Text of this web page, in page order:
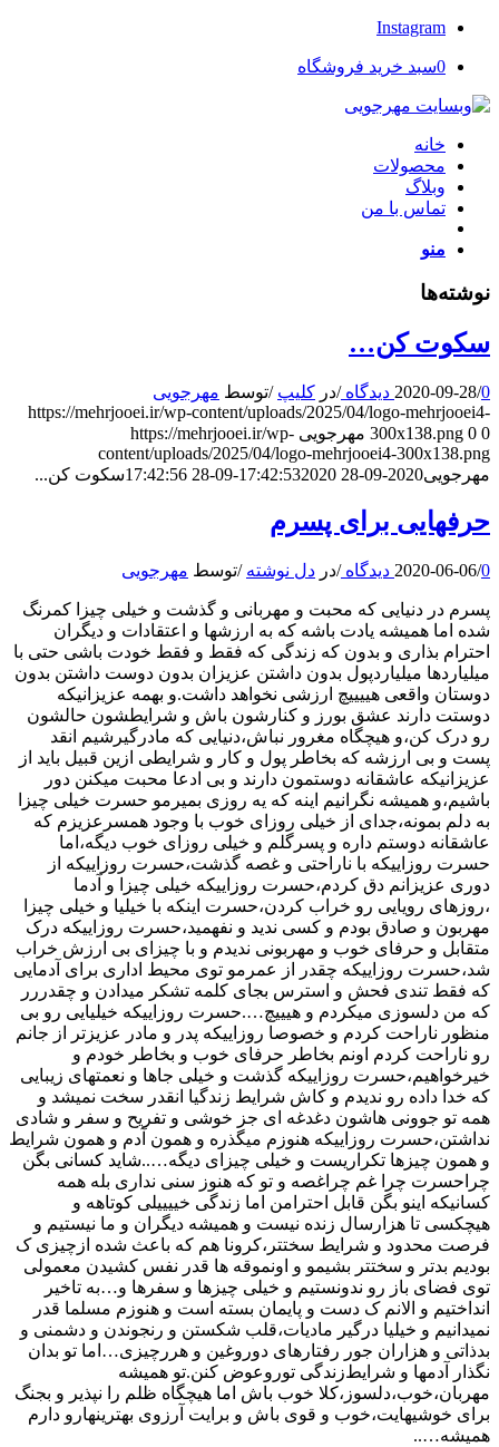
Instagram
0سبد خرید فروشگاه
خانه
محصولات
وبلاگ
تماس با من
منو
نوشته‌ها
سکوت کن…
2020-09-28/0 دیدگاه /در کلیپ /توسط مهرجویی
https://mehrjooei.ir/wp-content/uploads/2025/04/logo-mehrjooei4-
300x138.png 0 0 مهرجویی https://mehrjooei.ir/wp-
content/uploads/2025/04/logo-mehrjooei4-300x138.png
مهرجویی2020-09-28 17:42:53
2020-09-28 17:42:56 سکوت کن...
حرفهایی برای پسرم
2020-06-06/0 دیدگاه /در دل نوشته /توسط مهرجویی
پسرم در دنیایی که محبت و مهربانی و گذشت و خیلی چیزا کمرنگ
شده اما همیشه یادت باشه که به ارزشها و اعتقادات و دیگران
احترام بذاری و بدون که زندگی که فقط و فقط خودت باشی حتی با
میلیاردها میلیاردپول بدون داشتن عزیزان بدون دوست داشتن بدون
دوستان واقعی هییییچ ارزشی نخواهد داشت.و بهمه عزیزانیکه
دوستت دارند عشق بورز و کنارشون باش و شرایطشون حالشون
رو درک کن،و هیچگاه مغرور نباش،دنیایی که مادرگیرشیم انقد
پست و بی ارزشه که بخاطر پول و کار و شرایطی ازین قبیل باید از
عزیزانیکه عاشقانه دوستمون دارند و بی ادعا محبت میکنن دور
باشیم،و همیشه نگرانیم اینه که یه روزی بمیرمو حسرت خیلی چیزا
به دلم بمونه،جدای از خیلی روزای خوب با وجود همسرعزیزم که
عاشقانه دوستم داره و پسرگلم و خیلی روزای خوب دیگه،اما
حسرت روزاییکه با ناراحتی و غصه گذشت،حسرت روزاییکه از
دوری عزیزانم دق کردم،حسرت روزاییکه خیلی چیزا و آدما
،روزهای رویایی رو خراب کردن،حسرت اینکه با خیلیا و خیلی چیزا
مهربون و صادق بودم و کسی ندید و نفهمید،حسرت روزاییکه درک
متقابل و حرفای خوب و مهربونی ندیدم و با چیزای بی ارزش خراب
شد،حسرت روزاییکه چقدر از عمرمو توی محیط اداری برای آدمایی
که فقط تندی فحش و استرس بجای کلمه تشکر میدادن و چقدررر
که من دلسوزی میکردم و هیییچ….حسرت روزاییکه خیلیایی رو بی
منظور ناراحت کردم و خصوصا روزاییکه پدر و مادر عزیزتر از جانم
رو ناراحت کردم اونم بخاطر حرفای خوب و بخاطر خودم و
خیرخواهیم،حسرت روزاییکه گذشت و خیلی جاها و نعمتهای زیبایی
که خدا داده رو ندیدم و کاش شرایط زندگیا انقدر سخت نمیشد و
همه تو جوونی هاشون دغدغه ای جز خوشی و تفریح و سفر و شادی
نداشتن،حسرت روزاییکه هنوزم میگذره و همون آدم و همون شرایط
و همون چیزها تکراریست و خیلی چیزای دیگه…..شاید کسانی بگن
چراحسرت چرا غم چراغصه و تو که هنوز سنی نداری بله همه
کسانیکه اینو بگن قابل احترامن اما زندگی خییییلی کوتاهه و
هیچکسی تا هزارسال زنده نیست و همیشه دیگران و ما نیستیم و
فرصت محدود و شرایط سختتر،کرونا هم که باعث شده ازچیزی ک
بودیم بدتر و سختتر بشیمو و اونموقه ها قدر نفس کشیدن معمولی
توی فضای باز رو ندونستیم و خیلی چیزها و سفرها و…به تاخیر
انداختیم و الانم ک دست و پایمان بسته است و هنوزم مسلما قدر
نمیدانیم و خیلیا درگیر مادیات،قلب شکستن و رنجوندن و دشمنی و
بدذاتی و هزاران جور رفتارهای دوروغین و هررچیزی…اما تو بدان
نگذار آدمها و شرایط‌زندگی توروعوض کنن.تو همیشه
مهربان،خوب،دلسوز،کلا خوب باش اما هیچگاه ظلم را نپذیر و بجنگ
برای خوشیهایت،خوب و قوی باش و برایت آرزوی بهترینهارو دارم
همیشه…..